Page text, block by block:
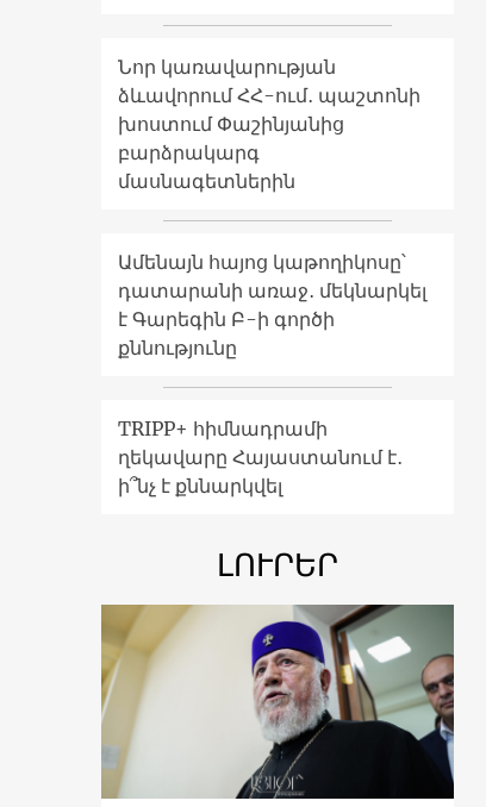
Նոր կառավարության
ձևավորում ՀՀ-ում․ պաշտոնի
խոստում Փաշինյանից
բարձրակարգ
մասնագետներին
Ամենայն հայոց կաթողիկոսը՝
դատարանի առաջ․ մեկնարկել
է Գարեգին Բ-ի գործի
քննությունը
TRIPP+ հիմնադրամի
ղեկավարը Հայաստանում է․
ի՞նչ է քննարկվել
ԼՈՒՐԵՐ